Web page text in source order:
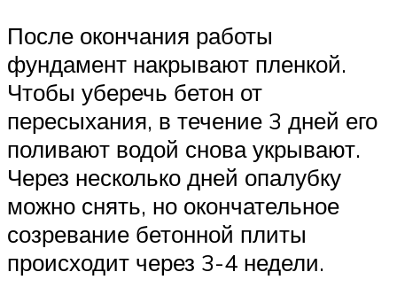
После окончания работы
фундамент накрывают пленкой.
Чтобы уберечь бетон от
пересыхания, в течение 3 дней его
поливают водой снова укрывают.
Через несколько дней опалубку
можно снять, но окончательное
созревание бетонной плиты
происходит через 3-4 недели.